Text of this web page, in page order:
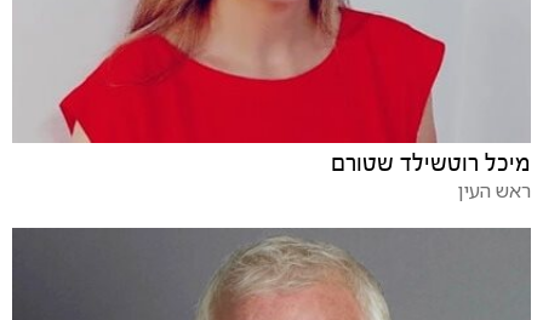
מיכל רוטשילד שטורם
ראש העין